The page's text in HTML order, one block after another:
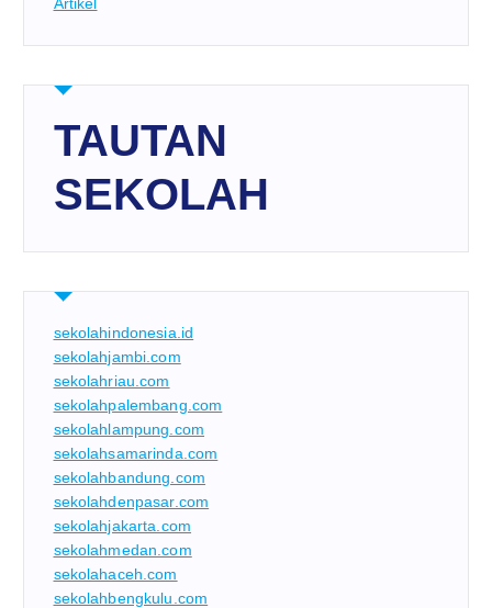
Artikel
TAUTAN
SEKOLAH
sekolahindonesia.id
sekolahjambi.com
sekolahriau.com
sekolahpalembang.com
sekolahlampung.com
sekolahsamarinda.com
sekolahbandung.com
sekolahdenpasar.com
sekolahjakarta.com
sekolahmedan.com
sekolahaceh.com
sekolahbengkulu.com